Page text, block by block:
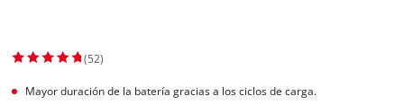
(52)
Mayor duración de la batería gracias a los ciclos de carga.